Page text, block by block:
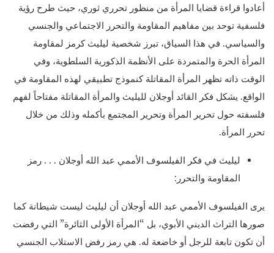
أعادوا قراءة قضايا المرأة من منظور تحرري ثوري، حيث طرح رؤية
فلسفية توحد بين مفاهيم المقاومة والتحرر الاجتماعي والجنسي
والسياسي. في هذا السياق، تبرز شخصية ليليث كرمز لمقاومة
المرأة الحرة والمتمردة على الأنظمة الذكورية السلطوية، وفي
الوقت ذاته تظهر المرأة المقاتلة كنموذج تطبيقي لهذه المقاومة في
الواقع. يشكل فكر القائد أوجلان لليليث والمرأة المقاتلة مفتاحاً لفهم
فلسفته حول تحرير المرأة وتحرير المجتمع بأكمله وذلك من خلال
تحرر المرأة.
ليليث في فكر الفيلسوف الأممي عبد الله أوجلان . . . رمز
المقاومة والتحرر:
يرى الفيلسوف الأممي عبد الله أوجلان أن ليليث ليست شيطانة كما
صورها التراث الديني الأبوي، بل “المرأة الأولى الثائرة” التي رفضت
أن تكون تابعة للرجل أو خاضعة له. هي رمز رفض الاستلاب الجنسي